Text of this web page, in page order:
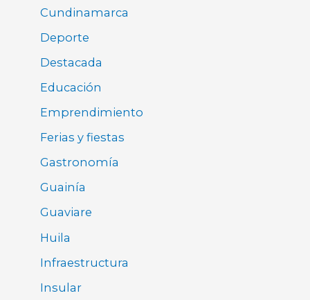
Cundinamarca
Deporte
Destacada
Educación
Emprendimiento
Ferias y fiestas
Gastronomía
Guainía
Guaviare
Huila
Infraestructura
Insular